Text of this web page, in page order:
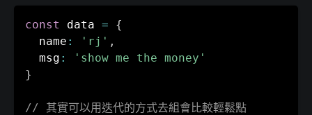
const data =
{
  name
: 'rj' ,
  msg
:
'show me the money'
}
// 其實可以用迭代的方式去組會比較輕鬆點